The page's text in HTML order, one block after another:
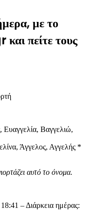
με το
πείτε τους
Ευαγγελία, Βαγγελιώ,
Άγγελος, Αγγελής *
αυτό το όνομα.
– Διάρκεια ημέρας: